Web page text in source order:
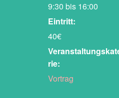
9:30 bis 16:00
Eintritt:
40€
rie:
Vortrag